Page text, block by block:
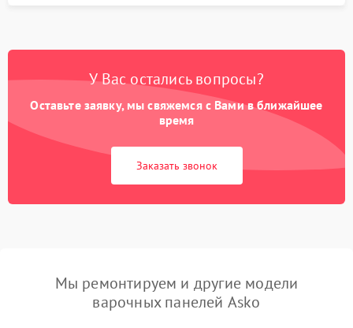
У Вас остались вопросы?
Оставьте заявку, мы свяжемся с Вами в ближайшее
время
Заказать звонок
Мы ремонтируем и другие модели
варочных панелей Asko